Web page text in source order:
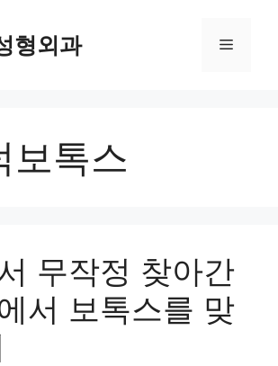
형외과 메
보톡스
무작정 찾아간
서 보톡스를 맞